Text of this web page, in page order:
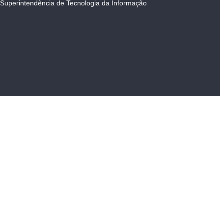
Superintendência de Tecnologia da Informação